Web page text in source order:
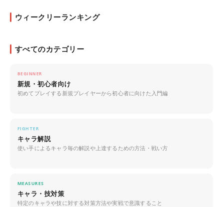
ウィークリーランキング
すべてのカテゴリー
BEGINNER
新規・初心者向け
初めてプレイする新規プレイヤーから初心者に向けた入門編
FIGHTER
キャラ解説
使い手によるキャラ毎の解説や上達するための方法・戦い方
MEASURES
キャラ・技対策
特定のキャラや技に対する対策方法や実戦で意識すること